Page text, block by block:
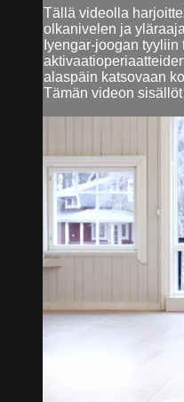
Tällä videolla
olkanivelen ja
Iyengar-joogan
alaspäin katsovaan
Tämän videon